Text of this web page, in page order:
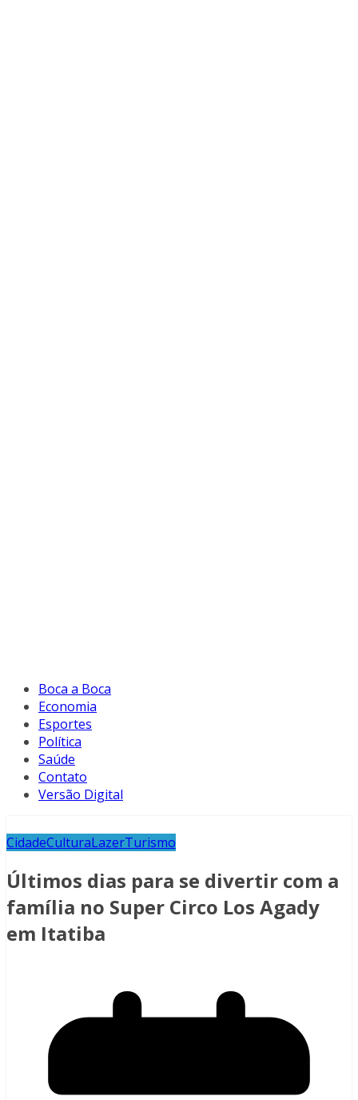
Boca a Boca
Economia
Esportes
Política
Saúde
Contato
Versão Digital
CidadeCulturaLazerTurismo
Últimos dias para se divertir com a
família no Super Circo Los Agady
em Itatiba